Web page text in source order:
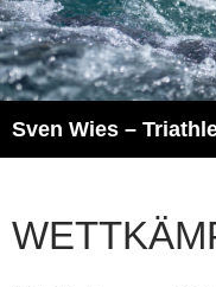
Zum
Inhalt
springen
Sven Wies –